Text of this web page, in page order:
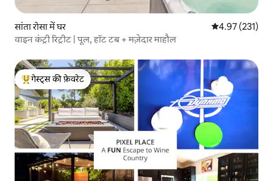
सांता रोसा में घर औसत रेटिंग 5 में से
4.97 (231)
वाइन कंट्री रिट्रीट | पूल, हॉट टब + मज़ेदार माहौल
गेस्ट्स का टॉप फ़ेवरेट
गेस्ट्स की फ़ेवरेट